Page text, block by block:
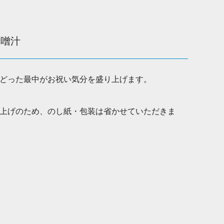
汁
った最中がお祝い気分を盛り上げます。
げのため、のし紙・包装は省かせていただきま